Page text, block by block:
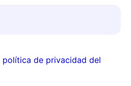
política de privacidad del